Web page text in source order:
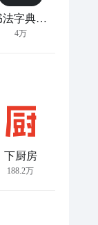
书法字典大全
4万
下厨房
188.2万